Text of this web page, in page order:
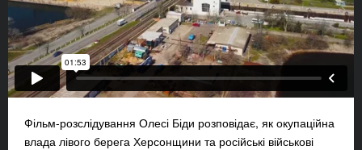
Фільм-розслідування Олесі Біди розповідає, як окупаційна
влада лівого берега Херсонщини та російські військові